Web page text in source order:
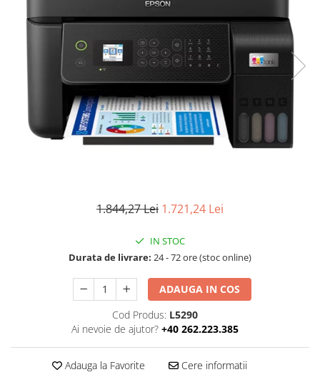
Apple AirTag
Inele Smart
Ochelari Smart
Smartphone IPhone
Sisteme PC & Periferice
Microfoane & Casti Gaming
Mouse Gaming
Scaune Gaming
Tastaturi Gaming
Periferice PC
Camere Web
1.844,27 Lei 1.721,24 Lei
IN STOC
Durata de livrare: 24 - 72 ore (stoc online)
ADAUGA IN COS
Cod Produs: L5290
Ai nevoie de ajutor? +40 262.223.385
Adauga la Favorite Cere informatii